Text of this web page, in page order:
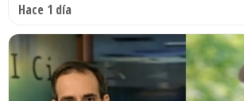
Hace 1 día